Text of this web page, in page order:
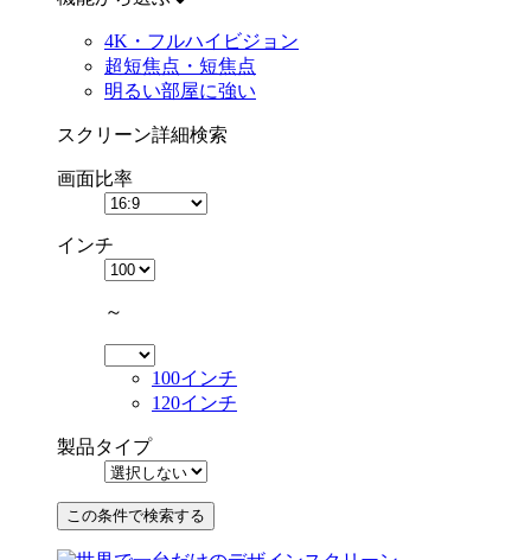
4K・フルハイビジョン
超短焦点・短焦点
明るい部屋に強い
スクリーン詳細検索
画面比率
インチ
～
100インチ
120インチ
製品タイプ